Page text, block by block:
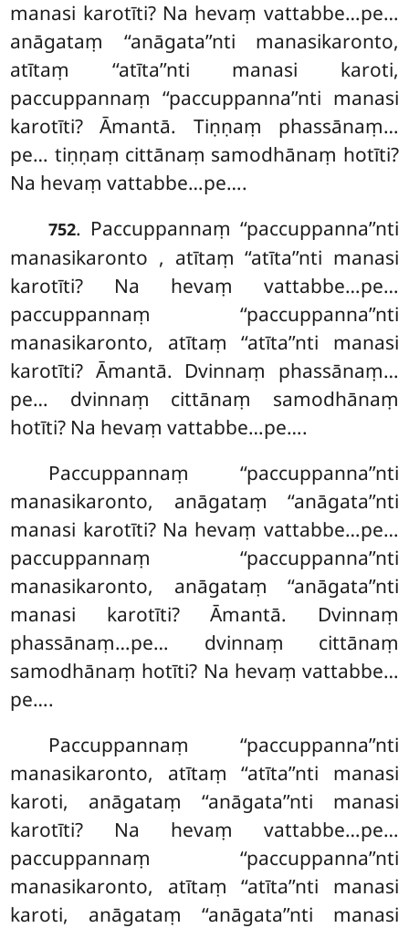
manasi karotīti? Na hevaṃ vattabbe…pe…
anāgataṃ ‘‘anāgata’’nti manasikaronto,
atītaṃ ‘‘atīta’’nti manasi karoti,
paccuppannaṃ ‘‘paccuppanna’’nti manasi
karotīti? Āmantā. Tiṇṇaṃ phassānaṃ…
pe… tiṇṇaṃ cittānaṃ samodhānaṃ hotīti?
Na hevaṃ vattabbe…pe….
752. Paccuppannaṃ ‘‘paccuppanna’’nti
manasikaronto , atītaṃ ‘‘atīta’’nti manasi
karotīti? Na hevaṃ vattabbe…pe…
paccuppannaṃ ‘‘paccuppanna’’nti
manasikaronto, atītaṃ ‘‘atīta’’nti manasi
karotīti? Āmantā. Dvinnaṃ phassānaṃ…
pe… dvinnaṃ cittānaṃ samodhānaṃ
hotīti? Na hevaṃ vattabbe…pe….
Paccuppannaṃ ‘‘paccuppanna’’nti
manasikaronto, anāgataṃ ‘‘anāgata’’nti
manasi karotīti? Na hevaṃ vattabbe…pe…
paccuppannaṃ ‘‘paccuppanna’’nti
manasikaronto, anāgataṃ ‘‘anāgata’’nti
manasi karotīti? Āmantā. Dvinnaṃ
phassānaṃ…pe… dvinnaṃ cittānaṃ
samodhānaṃ hotīti? Na hevaṃ vattabbe…
pe….
Paccuppannaṃ ‘‘paccuppanna’’nti
manasikaronto, atītaṃ ‘‘atīta’’nti manasi
karoti, anāgataṃ ‘‘anāgata’’nti manasi
karotīti? Na hevaṃ vattabbe…pe…
paccuppannaṃ ‘‘paccuppanna’’nti
manasikaronto, atītaṃ ‘‘atīta’’nti manasi
karoti, anāgataṃ ‘‘anāgata’’nti manasi